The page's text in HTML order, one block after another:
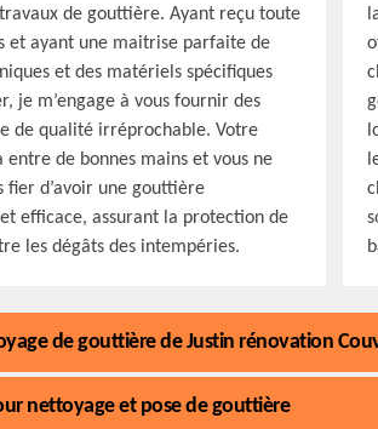
de gouttière. Ayant reçu toute
et ayant une maitrise parfaite de
et des matériels spécifiques
je m’engage à vous fournir des
de qualité irréprochable. Votre
entre de bonnes mains et vous ne
fier d’avoir une gouttière
efficace, assurant la protection de
les dégâts des intempéries.
de gouttière de Justin rénovation
nettoyage et pose de gouttière